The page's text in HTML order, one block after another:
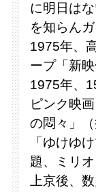
に明日は
を知らんガ
1975年、
ープ「新
1975年、
ピンク映
の悶々」
「ゆけゆ
題、ミリ
上京後、